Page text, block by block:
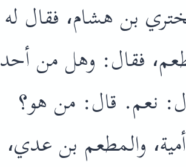
بن هشام، فقال له
فقال: وهل من أحد
نعم. قال: من هو؟
والمطعم بن عدي،